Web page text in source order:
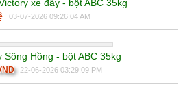
xe đẩy - bột ABC 35kg
03-07-2026 09:26:04 AM
Sông Hồng - bột ABC 35kg
22-06-2026 03:29:09 PM